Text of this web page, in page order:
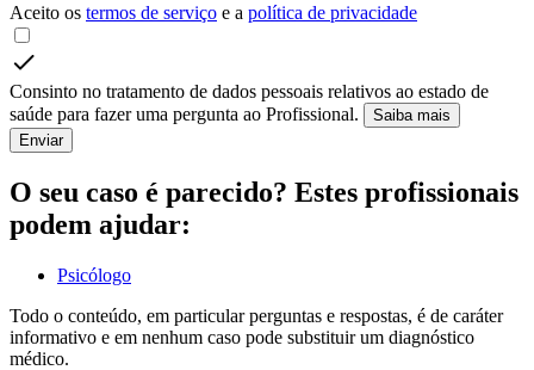
Aceito os termos de serviço e a política de privacidade
Consinto no tratamento de dados pessoais relativos ao estado de
saúde para fazer uma pergunta ao Profissional.
Saiba mais
Enviar
O seu caso é parecido? Estes profissionais
podem ajudar:
Psicólogo
Todo o conteúdo, em particular perguntas e respostas, é de caráter
informativo e em nenhum caso pode substituir um diagnóstico
médico.